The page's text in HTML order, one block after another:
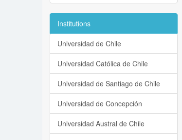
Institutions
Universidad de Chile
Universidad Católica de Chile
Universidad de Santiago de Chile
Universidad de Concepción
Universidad Austral de Chile